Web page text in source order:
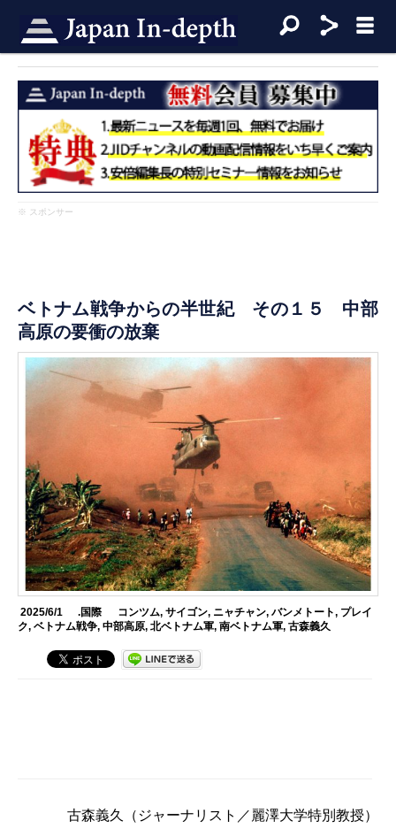
※ スポンサー
ベトナム戦争からの半世紀 その１５ 中部
高原の要衝の放棄
2025/6/1 .国際 コンツム, サイゴン, ニャチャン, バンメトート, プレイ
ク,ベトナム戦争,中部高原,北ベトナム軍,南ベトナム軍,古森義久
古森義久 （ジャーナリスト／麗澤大学特別教授）